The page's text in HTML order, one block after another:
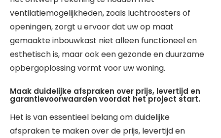
ventilatiemogelijkheden, zoals luchtroosters of
openingen, zorgt u ervoor dat uw op maat
gemaakte inbouwkast niet alleen functioneel en
esthetisch is, maar ook een gezonde en duurzame
opbergoplossing vormt voor uw woning.
Maak duidelijke afspraken over prijs, levertijd en
garantievoorwaarden voordat het project start.
Het is van essentieel belang om duidelijke
afspraken te maken over de prijs, levertijd en